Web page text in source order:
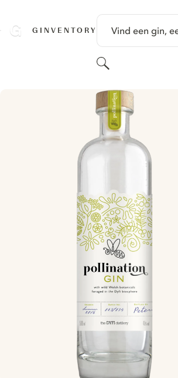
GINVENTORY Vind een gin,
Zoeken